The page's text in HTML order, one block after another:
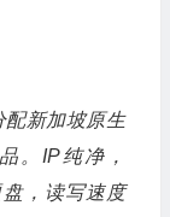
配新加坡原生
。IP纯净，
，读写速度